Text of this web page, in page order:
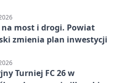
most i drogi. Powiat
zmienia plan inwestycji
Turniej FC 26 w